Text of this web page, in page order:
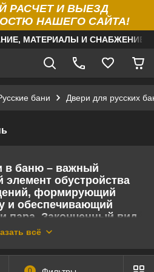
РАСЧЕТ И ВЫЕЗД
НАШЕГО САЙТА!
МАТЕРИАЛЫ И
бани Двери для русских
в баню – важный
обустройства
формирующий
и обеспечивающий
пара. Законченный вид
русской бане придадут
всё